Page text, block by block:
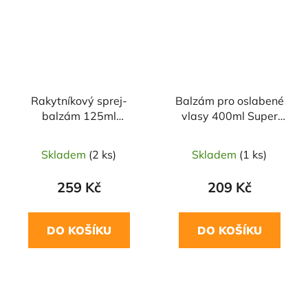
Rakytníkový sprej-
balzám 125ml
Skladem (2 ks)
259 Kč
DO KOŠÍKU
Balzám pro oslabené
vlasy 400ml Super
Skladem (1 ks)
209 Kč
DO KOŠÍKU